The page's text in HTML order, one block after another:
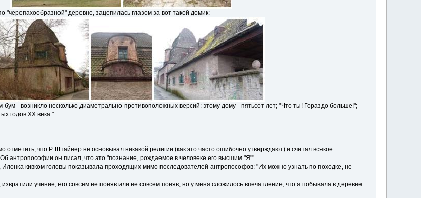
"черепахообразной" деревне, зацепилась глазом за вот такой домик:
бум - возникло несколько диаметрально-противоположных версий: этому дому - пятьсот лет; "Что ты! Гораздо больше!";
годов ХХ века."
что Р. Штайнер не основывал никакой религии (как это часто ошибочно утверждают) и считал всякое
антропософии он писал, что это "познание, рождаемое в человеке его высшим "Я"".
кивком головы показывала проходящих мимо последователей-антропософов: "Их можно узнать по походке, не
учение, его совсем не поняв или не совсем поняв, но у меня сложилось впечатление, что я побывала в деревне